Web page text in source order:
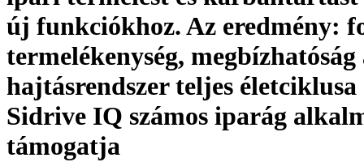
új funkciókhoz. Az eredmény:
termelékenység, megbízhatóság
hajtásrendszer teljes életciklusa
Sidrive IQ számos iparág
támogatja